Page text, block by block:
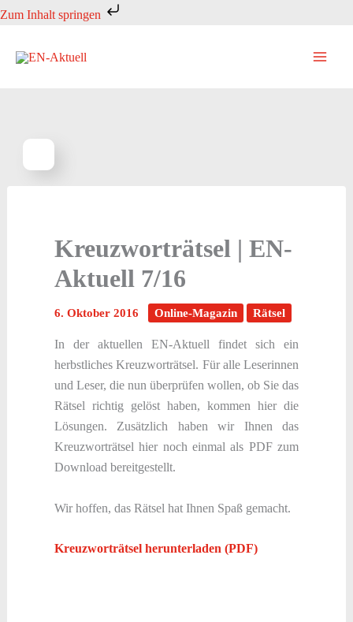
Zum Inhalt springen
Zum
springen
Kreuzworträtsel | EN-
Aktuell 7/16
6. Oktober 2016 Online-Magazin Rätsel
In der aktuellen EN-Aktuell findet sich ein
herbstliches Kreuzworträtsel. Für alle Leserinnen
und Leser, die nun überprüfen wollen, ob Sie das
Rätsel richtig gelöst haben, kommen hier die
Lösungen. Zusätzlich haben wir Ihnen das
Kreuzworträtsel hier noch einmal als PDF zum
Download bereitgestellt.
Wir hoffen, das Rätsel hat Ihnen Spaß gemacht.
Kreuzworträtsel herunterladen (PDF)